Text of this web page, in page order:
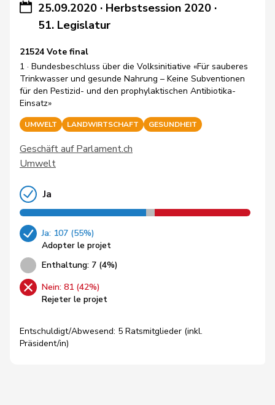
25.09.2020 · Herbstsession 2020 ·
51. Legislatur
21524 Vote final
1 · Bundesbeschluss über die Volksinitiative «Für sauberes
Trinkwasser und gesunde Nahrung – Keine Subventionen
für den Pestizid- und den prophylaktischen Antibiotika-
Einsatz»
UMWELT LANDWIRTSCHAFT GESUNDHEIT
Geschäft auf Parlament.ch
Umwelt
Ja
Ja: 107 (55%)
Adopter le projet
Enthaltung: 7 (4%)
Nein: 81 (42%)
Rejeter le projet
Entschuldigt/Abwesend: 5 Ratsmitglieder (inkl.
Präsident/in)